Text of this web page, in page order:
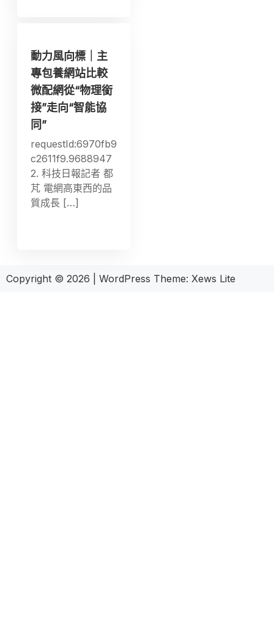
動力風向標｜主
專包養網站比較
微配網從“物理銜
接”走向“智能協
同”
requestId:6970fb9
c2611f9.9688947
2. 科技日報記者 都
芃 電網高東西的品
質成長 […]
Copyright © 2026 WordPress Theme: Xews Lite